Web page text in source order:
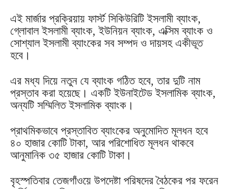
এই মার্জার প্রক্রিয়ায় ফার্স্ট সিকিউরিটি ইসলামী ব্যাংক,
গ্লোবাল ইসলামী ব্যাংক, ইউনিয়ন ব্যাংক, এক্সিম ব্যাংক ও
সোশ্যাল ইসলামী ব্যাংকের সব সম্পদ ও দায়সহ একীভূত
হবে।
এর মধ্য দিয়ে নতুন যে ব্যাংক গঠিত হবে, তার দুটি নাম
প্রস্তাব করা হয়েছে। একটি ইউনাইটেড ইসলামিক ব্যাংক,
অন্যটি সম্মিলিত ইসলামিক ব্যাংক।
প্রাথমিকভাবে প্রস্তাবিত ব্যাংকের অনুমোদিত মূলধন হবে
৪০ হাজার কোটি টাকা, আর পরিশোধিত মূলধন থাকবে
আনুমানিক ৩৫ হাজার কোটি টাকা।
বৃহস্পতিবার তেজগাঁওয়ে উপদেষ্টা পরিষদের বৈঠকের পর ফরেন